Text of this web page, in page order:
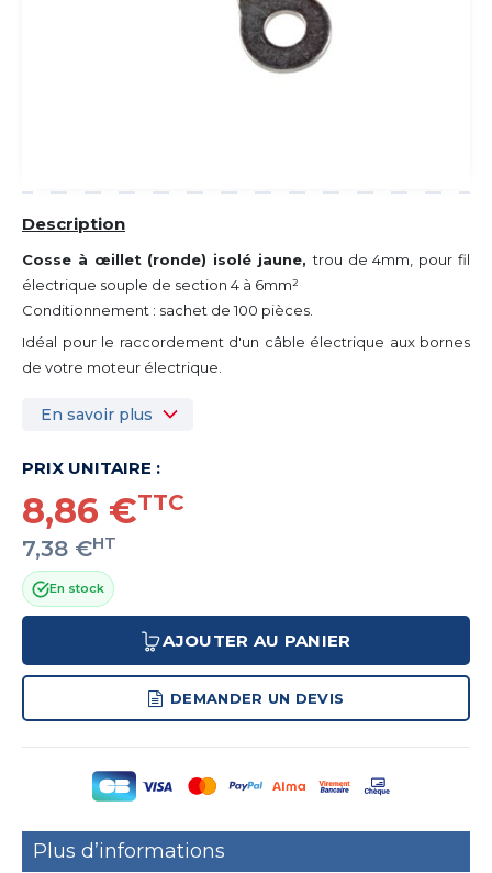
Description
Cosse à œillet (ronde) isolé jaune,trou de 4mm, pour fil
électrique souple de section 4 à 6mm²
Conditionnement : sachet de 100 pièces.
Idéal pour le raccordement d'un câble électrique aux bornes
de votre moteur électrique.
En savoir plus
PRIX UNITAIRE :
8,86 €TTC
7,38 €HT
En stock
AJOUTER AU PANIER
DEMANDER UN DEVIS
Plus d’informations